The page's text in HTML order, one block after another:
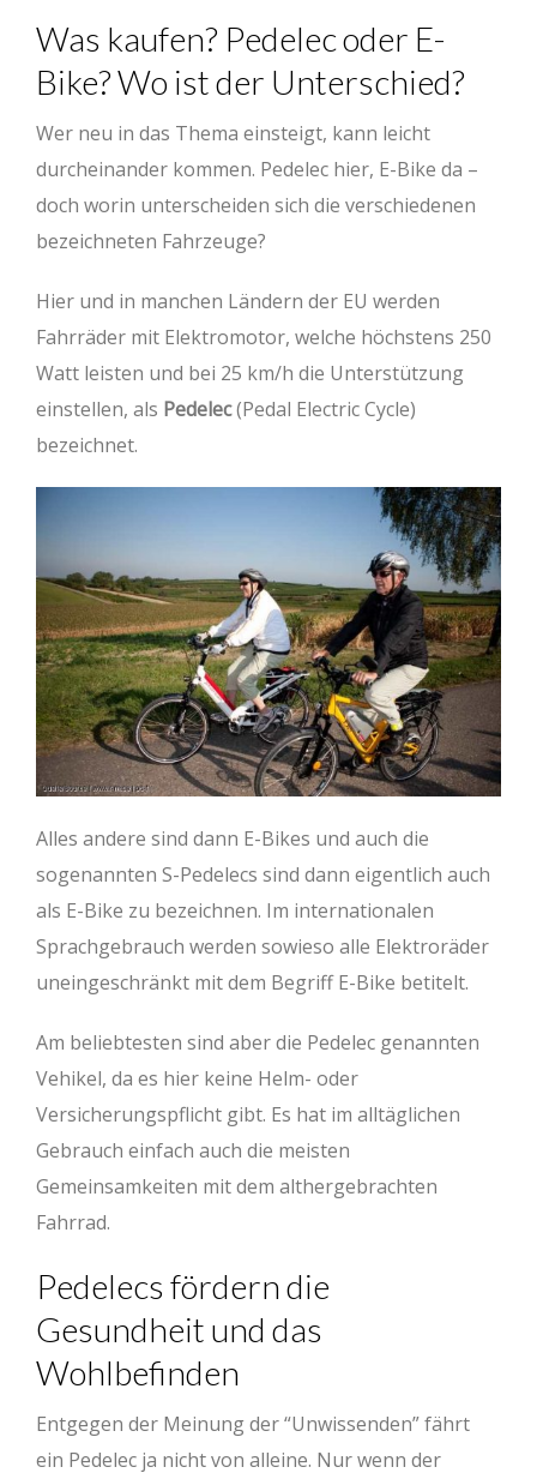
Was kaufen? Pedelec oder E-
Bike? Wo ist der Unterschied?
Wer neu in das Thema einsteigt, kann leicht
durcheinander kommen. Pedelec hier, E-Bike da –
doch worin unterscheiden sich die verschiedenen
bezeichneten Fahrzeuge?
Hier und in manchen Ländern der EU werden
Fahrräder mit Elektromotor, welche höchstens 250
Watt leisten und bei 25 km/h die Unterstützung
einstellen, als Pedelec(Pedal Electric Cycle)
bezeichnet.
Alles andere sind dann E-Bikes und auch die
sogenannten S-Pedelecs sind dann eigentlich auch
als E-Bike zu bezeichnen. Im internationalen
Sprachgebrauch werden sowieso alle Elektroräder
uneingeschränkt mit dem Begriff E-Bike betitelt.
Am beliebtesten sind aber die Pedelec genannten
Vehikel, da es hier keine Helm- oder
Versicherungspflicht gibt. Es hat im alltäglichen
Gebrauch einfach auch die meisten
Gemeinsamkeiten mit dem althergebrachten
Fahrrad.
Pedelecs fördern die
Gesundheit und das
Wohlbefinden
Entgegen der Meinung der “Unwissenden” fährt
ein Pedelec ja nicht von alleine. Nur wenn der